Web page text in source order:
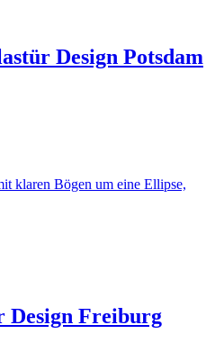
Design Potsdam
Design Freiburg